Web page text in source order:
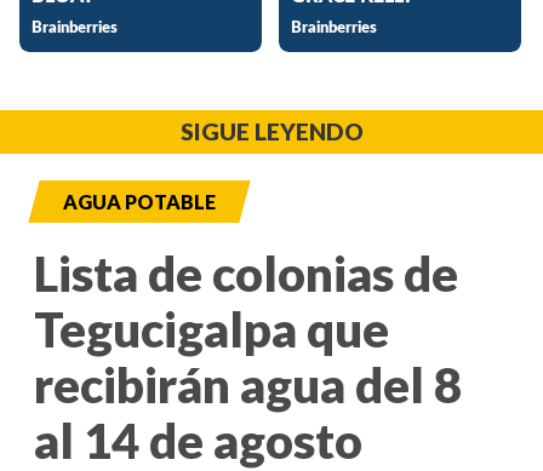
SIGUE LEYENDO
AGUA POTABLE
Lista de colonias de
Tegucigalpa que
recibirán agua del 8
al 14 de agosto